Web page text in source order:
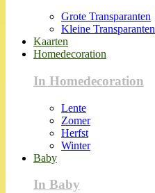
Grote Transparanten
Kleine Transparanten
Kaarten
Homedecoration
In Homedecoration
Lente
Zomer
Herfst
Winter
Baby
In Baby